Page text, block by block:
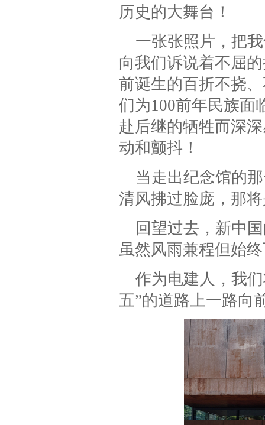
历史的大舞台！
一张张照片，把
向我们诉说着不屈
前诞生的百折不挠
们为100前年民族面
赴后继的牺牲而深
动和颤抖！
当走出纪念馆的
清风拂过脸庞，那
回望过去，新中
虽然风雨兼程但始
作为电建人，我
五”的道路上一路向